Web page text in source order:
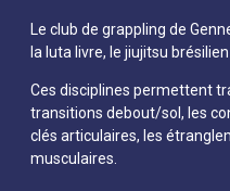
Le club de grappling de
la luta livre, le jiujitsu
Ces disciplines permettent
transitions debout/sol, les
clés articulaires, les
musculaires.